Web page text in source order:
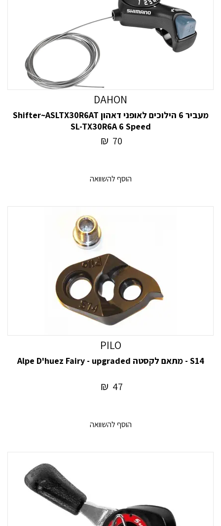
DAHON
מעביר 6 הילוכים לאופני דאהון Shifter~ASLTX30R6AT
SL-TX30R6A 6 Speed
70
₪
הוסף להשוואה
PILO
S14 - מתאם לקסטה Alpe D'huez Fairy - upgraded
47
₪
הוסף להשוואה